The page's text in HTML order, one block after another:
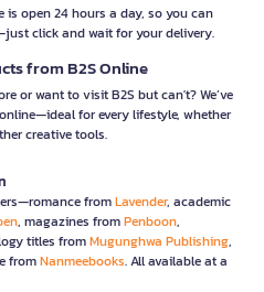
is open 24 hours a day, so you can
click and wait for your delivery.
from B2S Online
or want to visit B2S but can't? We’ve
for every lifestyle, whether
creative tools.
fromLavender, academic
, magazines fromPenboon,
titles fromMugunghwa Publishing,
fromNanmeebooks. All available at a